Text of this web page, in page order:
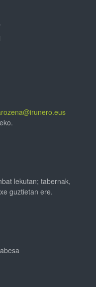
lekutan; tabernak,
guztietan ere.